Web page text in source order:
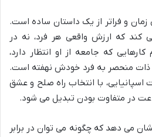
زمان و فراتر از یک داستان ساده است.
کند که ارزش واقعی هر فرد، نه در
که جامعه از او انتظار دارد،
ذات منحصر به فرد خودش نهفته است.
اسپانیایی، با انتخاب راه صلح و عشق
در متفاوت بودن تبدیل می شود.
می دهد که چگونه می توان در برابر